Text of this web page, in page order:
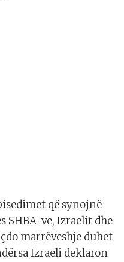
që synojnë
ve, Izraelit dhe
marrëveshje duhet
Izraeli deklaron